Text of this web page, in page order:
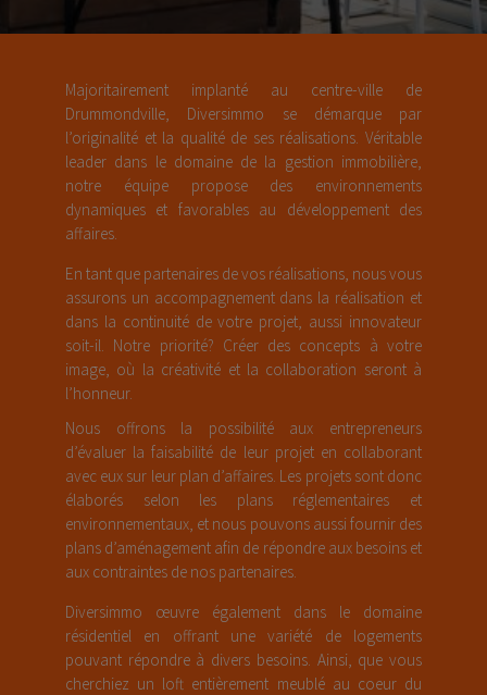
Majoritairement implanté au centre-ville de
Drummondville, Diversimmo se démarque par
l’originalité et la qualité de ses réalisations. Véritable
leader dans le domaine de la gestion immobilière,
notre équipe propose des environnements
dynamiques et favorables au développement des
affaires.
En tant que partenaires de vos réalisations, nous vous
assurons un accompagnement dans la réalisation et
dans la continuité de votre projet, aussi innovateur
soit-il. Notre priorité? Créer des concepts à votre
image, où la créativité et la collaboration seront à
l’honneur.
Nous offrons la possibilité aux entrepreneurs
d’évaluer la faisabilité de leur projet en collaborant
avec eux sur leur plan d’affaires. Les projets sont donc
élaborés selon les plans réglementaires et
environnementaux, et nous pouvons aussi fournir des
plans d’aménagement afin de répondre aux besoins et
aux contraintes de nos partenaires.
Diversimmo œuvre également dans le domaine
résidentiel en offrant une variété de logements
pouvant répondre à divers besoins. Ainsi, que vous
cherchiez un loft entièrement meublé au coeur du